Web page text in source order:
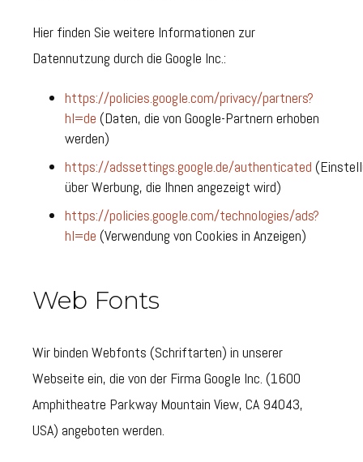
Hier finden Sie weitere Informationen zur
Datennutzung durch die Google Inc.:
https://policies.google.com/privacy/partners?
hl=de (Daten, die von Google-Partnern erhoben
werden)
https://adssettings.google.de/authenticated
über Werbung, die Ihnen angezeigt wird)
https://policies.google.com/technologies/ads?
hl=de (Verwendung von Cookies in Anzeigen)
Web Fonts
Wir binden Webfonts (Schriftarten) in unserer
Webseite ein, die von der Firma Google Inc. (1600
Amphitheatre Parkway Mountain View, CA 94043,
USA) angeboten werden.